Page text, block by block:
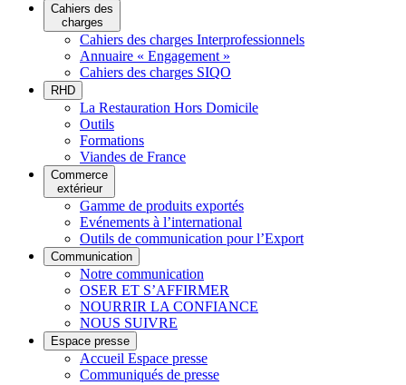
Cahiers des
charges
Cahiers des charges Interprofessionnels
Annuaire « Engagement »
Cahiers des charges SIQO
RHD
La Restauration Hors Domicile
Outils
Formations
Viandes de France
Commerce
extérieur
Gamme de produits exportés
Evénements à l’international
Outils de communication pour l’Export
Communication
Notre communication
OSER ET S’AFFIRMER
NOURRIR LA CONFIANCE
NOUS SUIVRE
Espace presse
Accueil Espace presse
Communiqués de presse